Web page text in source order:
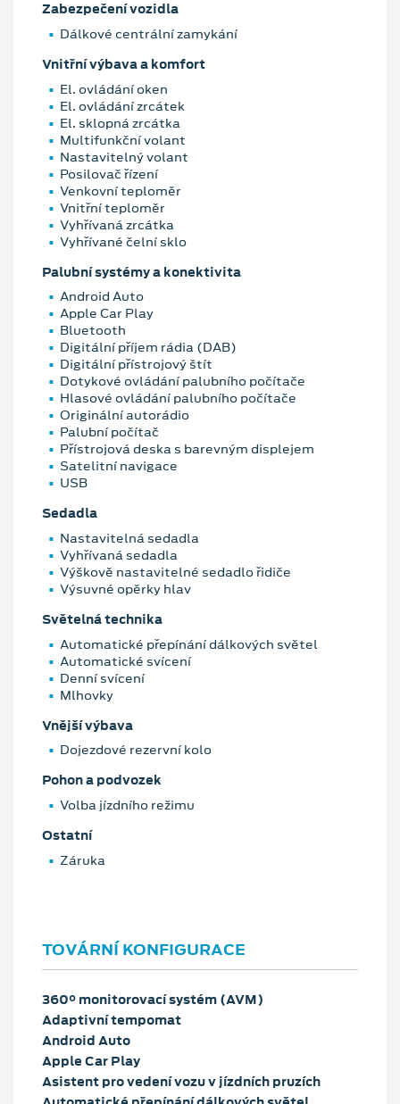
Zabezpečení vozidla
Dálkové centrální zamykání
Vnitřní výbava a komfort
El. ovládání oken
El. ovládání zrcátek
El. sklopná zrcátka
Multifunkční volant
Nastavitelný volant
Posilovač řízení
Venkovní teploměr
Vnitřní teploměr
Vyhřívaná zrcátka
Vyhřívané čelní sklo
Palubní systémy a konektivita
Android Auto
Apple Car Play
Bluetooth
Digitální příjem rádia (DAB)
Digitální přístrojový štít
Dotykové ovládání palubního počítače
Hlasové ovládání palubního počítače
Originální autorádio
Palubní počítač
Přístrojová deska s barevným displejem
Satelitní navigace
USB
Sedadla
Nastavitelná sedadla
Vyhřívaná sedadla
Výškově nastavitelné sedadlo řidiče
Výsuvné opěrky hlav
Světelná technika
Automatické přepínání dálkových světel
Automatické svícení
Denní svícení
Mlhovky
Vnější výbava
Dojezdové rezervní kolo
Pohon a podvozek
Volba jízdního režimu
Ostatní
Záruka
TOVÁRNÍ KONFIGURACE
360° monitorovací systém (AVM)
Adaptivní tempomat
Android Auto
Apple Car Play
Asistent pro vedení vozu v jízdních pruzích